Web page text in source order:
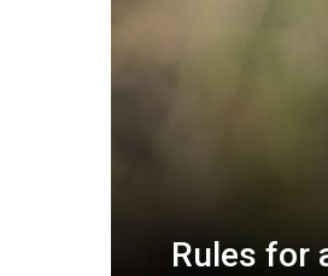
Rules for